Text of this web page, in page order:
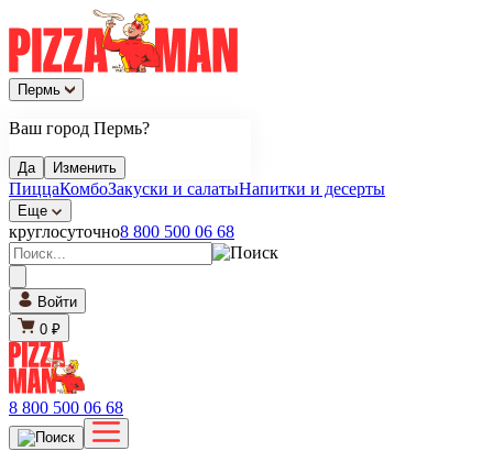
Пермь
Ваш город Пермь?
Да Изменить
ПиццаКомбоЗакуски и салатыНапитки и десерты
Еще
круглосуточно8 800 500 06 68
Войти
0 ₽
8 800 500 06 68